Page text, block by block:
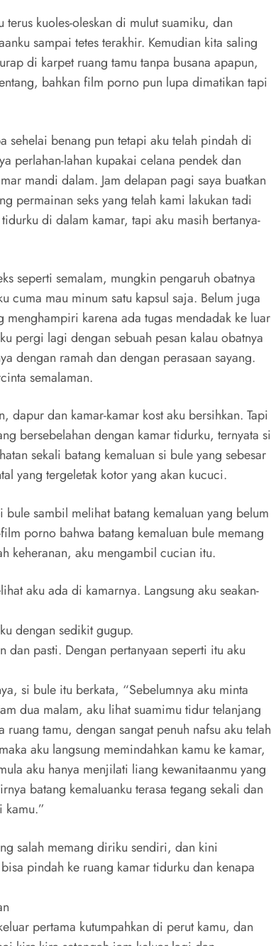
kuoles-oleskan di mulut suamiku, dan
sampai tetes terakhir. Kemudian kita saling
di karpet ruang tamu tanpa busana apapun,
bahkan film porno pun lupa dimatikan tapi
sehelai benang pun tetapi aku telah pindah di
perlahan-lahan kupakai celana pendek dan
mandi dalam. Jam delapan pagi saya buatkan
permainan seks yang telah kami lakukan tadi
di dalam kamar, tapi aku masih bertanya-
seperti semalam, mungkin pengaruh obatnya
mau minum satu kapsul saja. Belum juga
karena ada tugas mendadak ke luar
pergi lagi dengan sebuah pesan kalau obatnya
dengan ramah dan dengan perasaan sayang.
semalaman.
dapur dan kamar-kamar kost aku bersihkan. Tapi
bersebelahan dengan kamar tidurku, ternyata si
sekali batang kemaluan si bule yang sebesar
yang tergeletak kotor yang akan kucuci.
sambil melihat batang kemaluan yang belum
porno bahwa batang kemaluan bule memang
keheranan, aku mengambil cucian itu.
aku ada di kamarnya. Langsung aku seakan-
dengan sedikit gugup.
pasti. Dengan pertanyaan seperti itu aku
si bule itu berkata, “Sebelumnya aku minta
dua malam, aku lihat suamimu tidur telanjang
tamu, dengan sangat penuh nafsu aku telah
aku langsung memindahkan kamu ke kamar,
aku hanya menjilati liang kewanitaanmu yang
batang kemaluanku terasa tegang sekali dan
kamu.”
salah memang diriku sendiri, dan kini
pindah ke ruang kamar tidurku dan kenapa
pertama kutumpahkan di perut kamu, dan